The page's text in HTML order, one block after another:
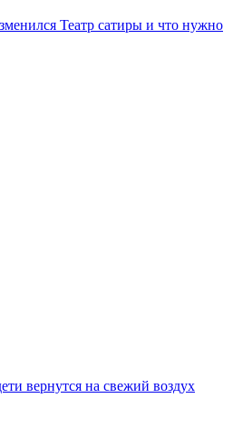
Театр сатиры и что нужно
вернутся на свежий воздух